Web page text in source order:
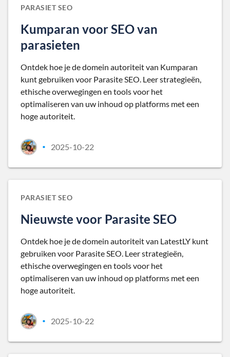
PARASIET SEO
Kumparan voor SEO van
parasieten
Ontdek hoe je de domein autoriteit van Kumparan
kunt gebruiken voor Parasite SEO. Leer strategieën,
ethische overwegingen en tools voor het
optimaliseren van uw inhoud op platforms met een
hoge autoriteit.
• 2025-10-22
PARASIET SEO
Nieuwste voor Parasite SEO
Ontdek hoe je de domein autoriteit van LatestLY kunt
gebruiken voor Parasite SEO. Leer strategieën,
ethische overwegingen en tools voor het
optimaliseren van uw inhoud op platforms met een
hoge autoriteit.
• 2025-10-22